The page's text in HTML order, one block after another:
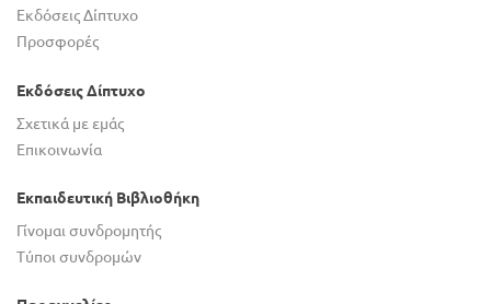
Εκδόσεις Δίπτυχο
Προσφορές
Εκδόσεις Δίπτυχο
Σχετικά με εμάς
Επικοινωνία
Εκπαιδευτική Βιβλιοθήκη
Γίνομαι συνδρομητής
Τύποι συνδρομών